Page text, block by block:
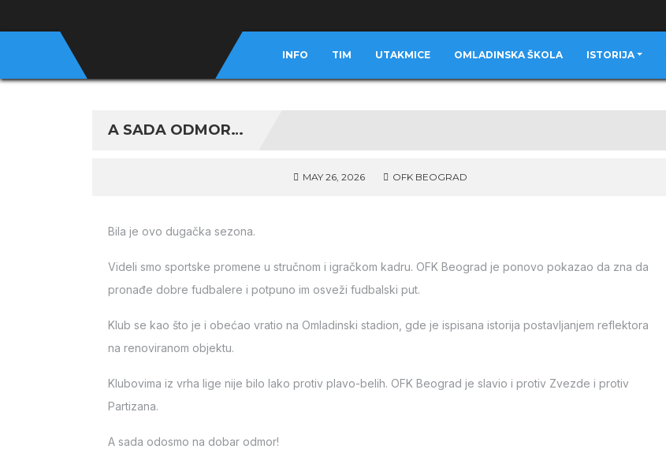
INFO TIM UTAKMICE OMLADINSKA ŠKOLA ISTORIJA
A SADA ODMOR…
MAY 26, 2026 OFK BEOGRAD
Bila je ovo dugačka sezona.
Videli smo sportske promene u stručnom i igračkom kadru. OFK Beograd je ponovo pokazao da zna da
pronađe dobre fudbalere i potpuno im osveži fudbalski put.
Klub se kao što je i obećao vratio na Omladinski stadion, gde je ispisana istorija postavljanjem reflektora
na renoviranom objektu.
Klubovima iz vrha lige nije bilo lako protiv plavo-belih. OFK Beograd je slavio i protiv Zvezde i protiv
Partizana.
A sada odosmo na dobar odmor!